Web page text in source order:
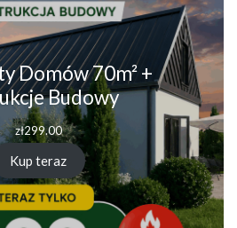
Domów 70m² +
Budowy
zł299.00
Kup teraz